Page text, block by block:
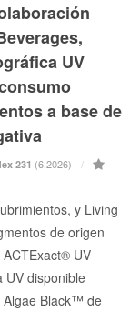
UV
a base de
231 (6.2026)
y Living
de origen
UV
UV disponible
Algae Black™ de